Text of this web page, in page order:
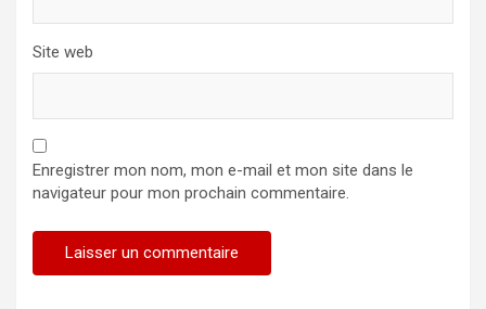
Site web
Enregistrer mon nom, mon e-mail et mon site dans le
navigateur pour mon prochain commentaire.